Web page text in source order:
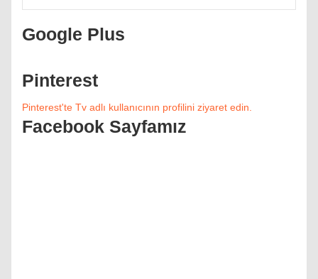
Google Plus
Pinterest
Pinterest'te Tv adlı kullanıcının profilini ziyaret edin.
Facebook Sayfamız